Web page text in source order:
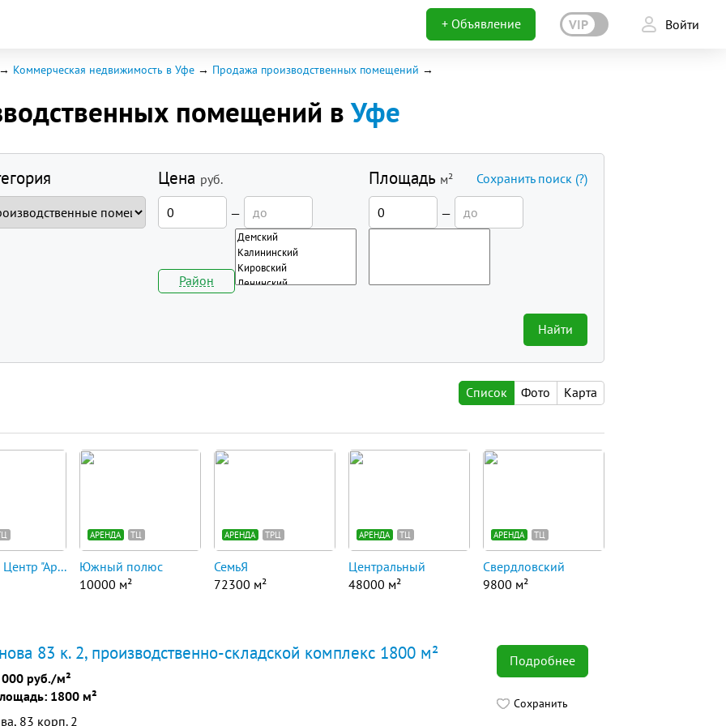
+ Объявление VIP Войти
Коммерческая недвижимость в Уфе Продажа производственных помещений
помещений вУфе
Цена руб.
—
Район
Площадь м²
—
Найти
Сохранить поиск (?)
Список Фото Карта
"Ар...
АРЕНДА ТЦ
Южный полюс
10000 м²
АРЕНДА ТРЦ
СемьЯ
72300 м²
АРЕНДА ТЦ
Центральный
48000 м²
АРЕНДА ТЦ
Свердловский
9800 м²
Подробнее
Сохранить
83 к. 2, производственно-складской комплекс 1800 м²
000 руб./м²
1800 м²
83 корп. 2